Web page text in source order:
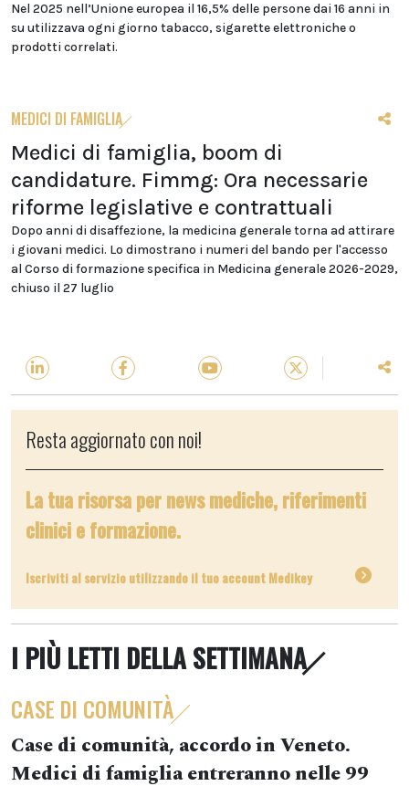
Nel 2025 nell’Unione europea il 16,5% delle persone dai 16 anni in
su utilizzava ogni giorno tabacco, sigarette elettroniche o
prodotti correlati.
MEDICI DI FAMIGLIA
Medici di famiglia, boom di
candidature. Fimmg: Ora necessarie
riforme legislative e contrattuali
Dopo anni di disaffezione, la medicina generale torna ad attirare
i giovani medici. Lo dimostrano i numeri del bando per l'accesso
al Corso di formazione specifica in Medicina generale 2026-2029,
chiuso il 27 luglio
Resta aggiornato con noi!
La tua risorsa per news mediche, riferimenti
clinici e formazione.
Iscriviti al servizio utilizzando il tuo account Medikey
I PIÙ LETTI DELLA SETTIMANA
CASE DI COMUNITÀ
Case di comunità, accordo in Veneto.
Medici di famiglia entreranno nelle 99